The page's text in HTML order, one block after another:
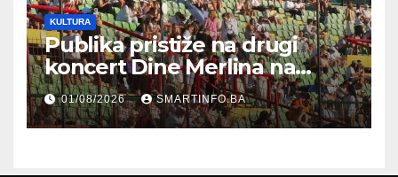
KULTURA
Publika pristiže na drugi
koncert Dine Merlina na
Koševu
01/08/2026 SMARTINFO.BA